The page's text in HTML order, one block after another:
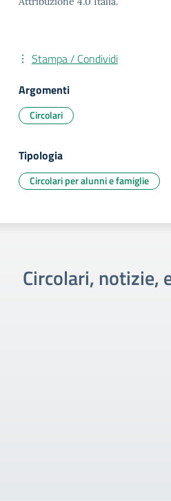
Stampa / Condividi
Argomenti
Circolari
Tipologia
Circolari per alunni e famiglie
Circolari, notizie,